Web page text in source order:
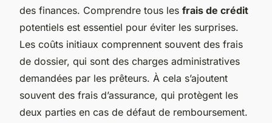
des finances. Comprendre tous les frais de crédit
potentiels est essentiel pour éviter les surprises.
Les coûts initiaux comprennent souvent des frais
de dossier, qui sont des charges administratives
demandées par les prêteurs. À cela s’ajoutent
souvent des frais d’assurance, qui protègent les
deux parties en cas de défaut de remboursement.